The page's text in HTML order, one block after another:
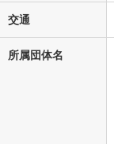
交通
所属団体名